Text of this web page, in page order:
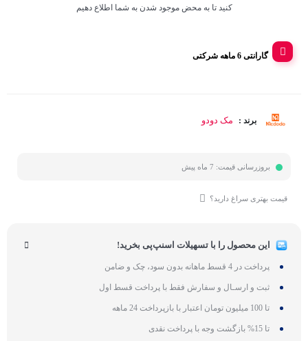
کنید تا به محض موجود شدن به شما اطلاع دهیم
گارانتی 6 ماهه شرکتی
برند : مک دودو
بروزرسانی قیمت: 7 ماه پیش
قیمت بهتری سراغ دارید؟
این محصول را با تسهیلات اسنپ‌پی بخرید!
پرداخت در 4 قسط ماهانه بدون سود، چک و ضامن
ثبت و ارسـال و سفارش فقط با پرداخت قسط اول
تا 100 میلیون تومان اعتبار با بازپرداخت 24 ماهه
تا 15% بازگشت وجه با پرداخت نقدی